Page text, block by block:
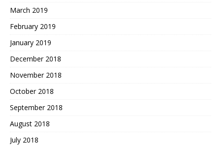
March 2019
February 2019
January 2019
December 2018
November 2018
October 2018
September 2018
August 2018
July 2018